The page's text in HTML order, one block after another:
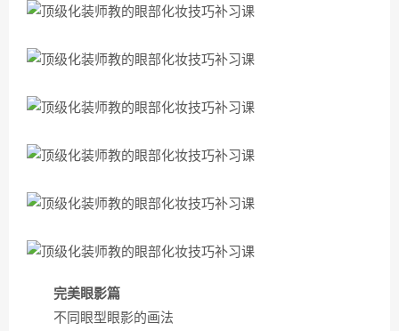
完美眼影篇
不同眼型眼影的画法